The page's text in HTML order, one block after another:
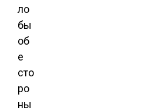
ло
бы
об
е
сто
ро
ны